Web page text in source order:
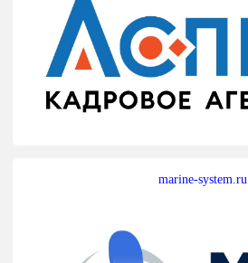
marine-system.ru